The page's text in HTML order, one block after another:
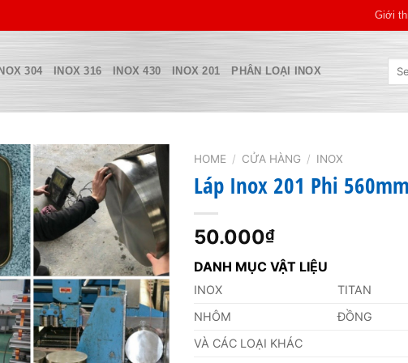
Giới
INOX 304 INOX 316 INOX 430 INOX 201 PHÂN LOẠI INOX
HOME / CỬA HÀNG / INOX
Láp Inox 201 Phi 560mm
50.000₫
DANH MỤC VẬT LIỆU
INOX TITAN
NHÔM
ĐỒNG
VÀ CÁC LOẠI KHÁC